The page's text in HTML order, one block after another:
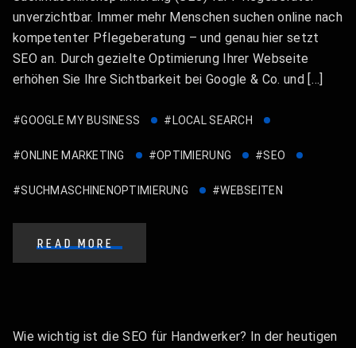
unverzichtbar. Immer mehr Menschen suchen online nach
kompetenter Pflegeberatung – und genau hier setzt
SEO an. Durch gezielte Optimierung Ihrer Webseite
erhöhen Sie Ihre Sichtbarkeit bei Google & Co. und […]
#GOOGLE MY BUSINESS #LOCAL SEARCH
#ONLINE MARKETING #OPTIMIERUNG #SEO
#SUCHMASCHINENOPTIMIERUNG #WEBSEITEN
READ MORE
Wie wichtig ist die SEO für Handwerker? In der heutigen